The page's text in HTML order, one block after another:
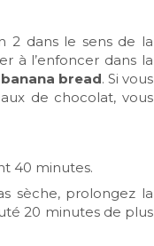
2 dans le sens de la
à l’enfoncer dans la
banana bread. Si vous
de chocolat, vous
40 minutes.
sèche, prolongez la
20 minutes de plus